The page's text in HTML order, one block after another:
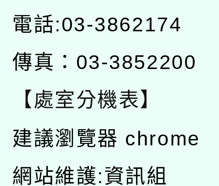
電話:03-3862174
傳真：03-3852200
【處室分機表】
建議瀏覽器 chrome
網站維護:資訊組